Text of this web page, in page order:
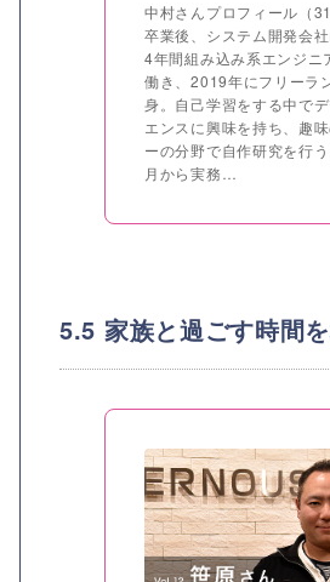
中村さんプロフィール（
卒業後、システム開発会
4年間組み込み系エンジニ
働き、2019年にフリーラ
身。自己学習をする中で
エンスに興味を持ち、趣
ーの分野で自作研究を行
月から実務…
5.5 家族と過ごす時間